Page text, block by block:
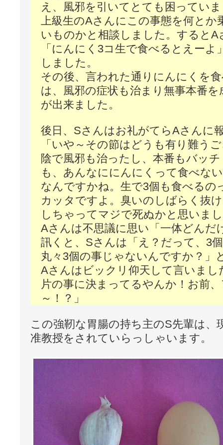
え、風邪を引いてとても困ってい
上級生のAさんにこの事態を何とか
いものかと相談しました。するとA
「にんにく3コ生で食べるとえーよ
しました。
その後、言われた通りにんにくを
は、風邪の症状も治まり無事本番
が出来ました。
後日、Sさんはお礼がてらAさんに
「いや～その節はどうも有り難う
陰で風邪も治ったし、本番もバッ
も、あんなににんにくって食べな
なんですかね。生で3個も食べるの
カッタですよ。臭いのしばらく抜
しちゃってマジで死ぬかと思いま
Aさんは不思議に思い「一体どんだ
訊くと、Sさんは「え？だって、3
丸々3個の事じゃないんですか？」
Aさんはビックリ仰天して言いまし
片の事に決まってるやんか！お前
～！？」
この強靭な胃腸の持ち主のS先輩は、
准教授をされていらっしゃいます。